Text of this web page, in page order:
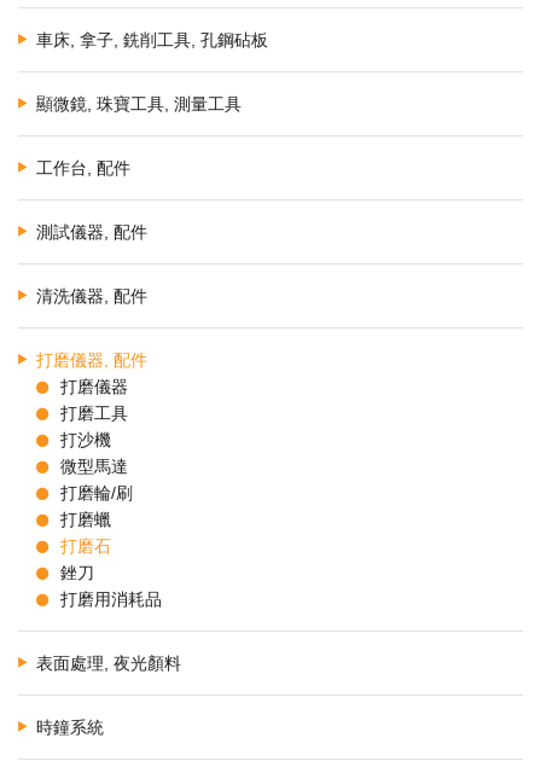
車床, 拿子, 銑削工具, 孔鋼砧板
顯微鏡, 珠寶工具, 測量工具
工作台, 配件
測試儀器, 配件
清洗儀器, 配件
打磨儀器, 配件
打磨儀器
打磨工具
打沙機
微型馬達
打磨輪/刷
打磨蠟
打磨石
銼刀
打磨用消耗品
表面處理, 夜光顏料
時鐘系統